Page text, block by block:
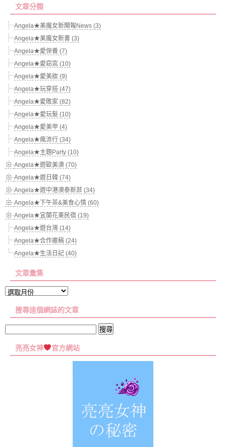
文章分類
Angela★美魔女新聞報News (3)
Angela★美魔女新書 (3)
Angela★愛保養 (7)
Angela★愛窈窕 (10)
Angela★愛美妝 (9)
Angela★玩穿搭 (47)
Angela★愛敗家 (82)
Angela★愛玩髮 (10)
Angela★愛美甲 (4)
Angela★瘋流行 (34)
Angela★主題Party (10)
Angela★遊歐美澳 (70)
Angela★遊日韓 (74)
Angela★遊中港澳泰新菲 (34)
Angela★下午茶&美食心情 (60)
Angela★宜蘭花東民宿 (19)
Angela★遊台灣 (14)
Angela★合作邀稿 (24)
Angela★生活日記 (40)
文章彙集
文
彙
搜尋這個網誌的文章
關
亮亮女神 官方網站